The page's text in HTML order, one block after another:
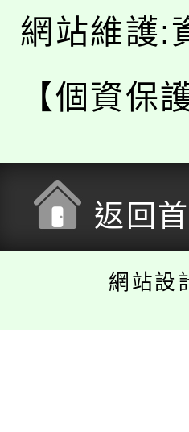
網站維護:
【個資保
返回
網站設